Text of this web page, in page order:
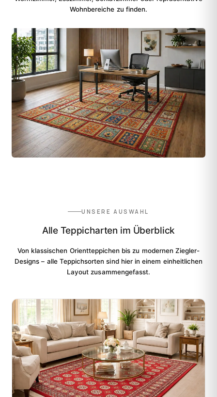
Wohnbereiche zu finden.
UNSERE AUSWAHL
Alle Teppicharten im Überblick
Von klassischen Orientteppichen bis zu modernen Ziegler-
Designs – alle Teppichsorten sind hier in einem einheitlichen
Layout zusammengefasst.